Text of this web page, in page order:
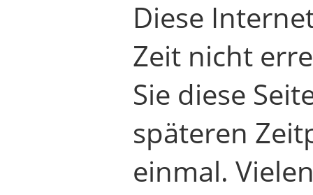
Diese
Zeit nicht
Sie diese
späteren
einmal.